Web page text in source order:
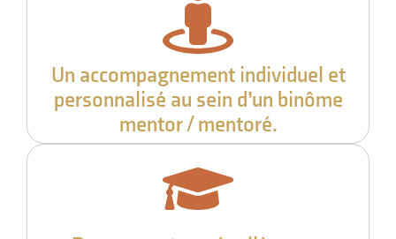
Un accompagnement individuel et
personnalisé au sein d’un binôme
mentor / mentoré.